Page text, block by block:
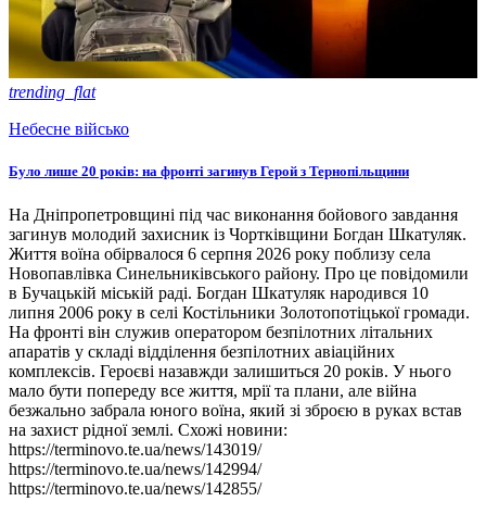
trending_flat
Небесне військо
Було лише 20 років: на фронті загинув Герой з Тернопільщини
На Дніпропетровщині під час виконання бойового завдання
загинув молодий захисник із Чортківщини Богдан Шкатуляк.
Життя воїна обірвалося 6 серпня 2026 року поблизу села
Новопавлівка Синельниківського району. Про це повідомили
в Бучацькій міській раді. Богдан Шкатуляк народився 10
липня 2006 року в селі Костільники Золотопотіцької громади.
На фронті він служив оператором безпілотних літальних
апаратів у складі відділення безпілотних авіаційних
комплексів. Героєві назавжди залишиться 20 років. У нього
мало бути попереду все життя, мрії та плани, але війна
безжально забрала юного воїна, який зі зброєю в руках встав
на захист рідної землі. Схожі новини:
https://terminovo.te.ua/news/143019/
https://terminovo.te.ua/news/142994/
https://terminovo.te.ua/news/142855/